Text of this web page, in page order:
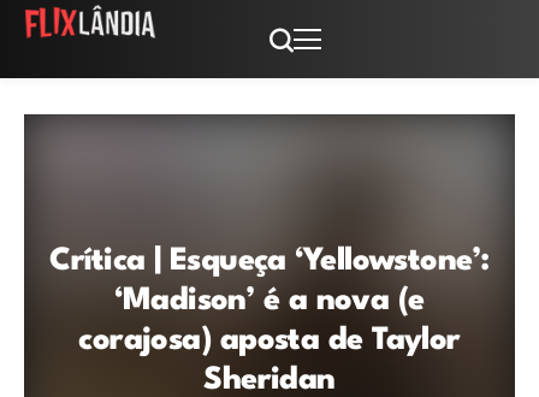
Crítica | Esqueça ‘Yellowstone’:
‘Madison’ é a nova (e
corajosa) aposta de Taylor
Sheridan